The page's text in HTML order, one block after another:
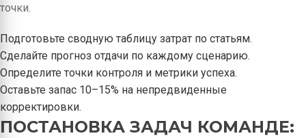
точки.
Подготовьте сводную таблицу затрат по статьям.
Сделайте прогноз отдачи по каждому сценарию.
Определите точки контроля и метрики успеха.
Оставьте запас 10–15% на непредвиденные
корректировки.
ПОСТАНОВКА ЗАДАЧ КОМАНДЕ: